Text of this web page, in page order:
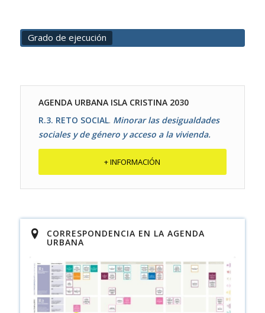
Grado de ejecución
AGENDA URBANA ISLA CRISTINA 2030
R.3. RETO SOCIAL. Minorar las desigualdades
sociales y de género y acceso a la vivienda.
+ INFORMACIÓN
CORRESPONDENCIA EN LA AGENDA
URBANA